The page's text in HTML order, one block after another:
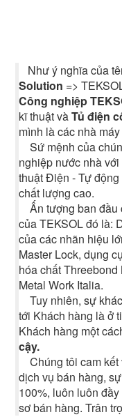
Như ý nghĩa của
Solution =>
Công nghiệp
kĩ thuật vàTủ điện
mình là các nhà
Sứ mệnh của
nghiệp nước nhà
thuật Điện - Tự
chất lượng cao.
Ấn tượng ban đầu
của TEKSOL đó là:
của các nhãn hiệu
Master Lock, dụng
hóa chất
Metal Work Italia.
Tuy nhiên, sự
tới Khách hàng là ở
Khách hàng một
cậy.
Chúng tôi cam kết
dịch vụ bán hàng,
100%, luôn luôn
sơ bán hàng. Trân